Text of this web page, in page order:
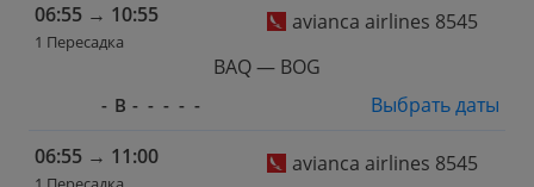
06:55 → 10:55
1 Пересадка
avianca airlines 8545
BAQ — BOG
- В - - - - -
Выбрать даты
06:55 → 11:00
avianca airlines 8545